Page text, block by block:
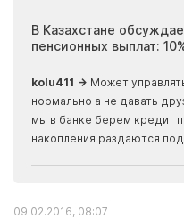
В Казахстане
пенсионных выплат:
kolu411 → Может
нормально а не давать
мы в банке берем кредит
накопления раздаются
09.02.2016, 08:07